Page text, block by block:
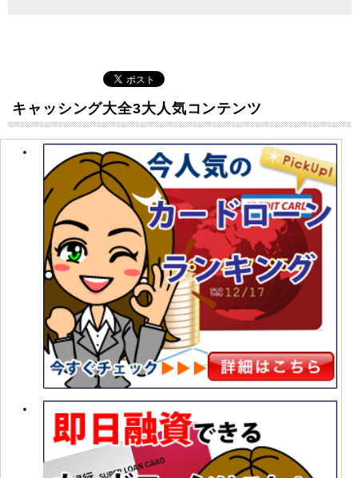
キャッシング大全3大人気コンテンツ